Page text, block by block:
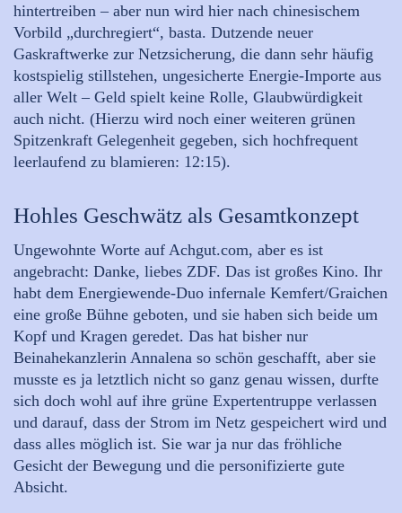
hintertreiben – aber nun wird hier nach chinesischem
Vorbild „durchregiert“, basta. Dutzende neuer
Gaskraftwerke zur Netzsicherung, die dann sehr häufig
kostspielig stillstehen, ungesicherte Energie-Importe aus
aller Welt – Geld spielt keine Rolle, Glaubwürdigkeit
auch nicht. (Hierzu wird noch einer weiteren grünen
Spitzenkraft Gelegenheit gegeben, sich hochfrequent
leerlaufend zu blamieren: 12:15).
Hohles Geschwätz als Gesamtkonzept
Ungewohnte Worte auf Achgut.com, aber es ist
angebracht: Danke, liebes ZDF. Das ist großes Kino. Ihr
habt dem Energiewende-Duo infernale Kemfert/Graichen
eine große Bühne geboten, und sie haben sich beide um
Kopf und Kragen geredet. Das hat bisher nur
Beinahekanzlerin Annalena so schön geschafft, aber sie
musste es ja letztlich nicht so ganz genau wissen, durfte
sich doch wohl auf ihre grüne Expertentruppe verlassen
und darauf, dass der Strom im Netz gespeichert wird und
dass alles möglich ist. Sie war ja nur das fröhliche
Gesicht der Bewegung und die personifizierte gute
Absicht.